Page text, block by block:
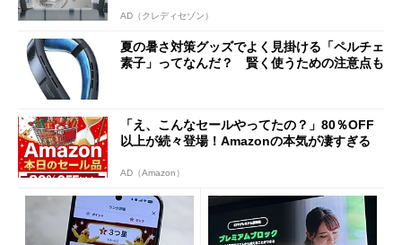
AD（クレディセゾン）
夏の暑さ対策グッズでよく見掛ける「ペルチェ
素子」ってなんだ？ 賢く使うための注意点も
「え、こんなセールやってたの？」80％OFF
以上が続々登場！Amazonの本気が凄すぎる
AD（Amazon）